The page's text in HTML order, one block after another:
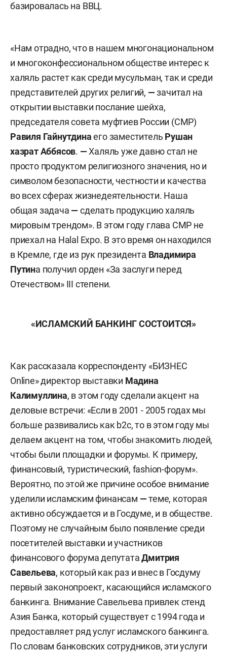
базировалась на ВВЦ.
«Нам отрадно, что в нашем многонациональном
и многоконфессиональном обществе интерес к
халяль растет как среди мусульман, так и среди
представителей других религий, —зачитал на
открытии выставки послание шейха,
председателя совета муфтиев России (СМР)
Равиля Гайнутдинаего заместитель Рушан
хазрат Аббясов. —Халяль уже давно стал не
просто продуктом религиозного значения, но и
символом безопасности, честности и качества
во всех сферах жизнедеятельности. Наша
общая задача — сделать продукцию халяль
мировым трендом». В этом году глава СМР не
приехал на Halal Expo. В это время он находился
в Кремле, где из рук президента Владимира
Путина получил орден «За заслуги перед
Отечеством» III степени.
«ИСЛАМСКИЙ БАНКИНГ СОСТОИТСЯ»
Как рассказала корреспонденту «БИЗНЕС
Online» директор выставки Мадина
Калимуллина, в этом году сделали акцент на
деловые встречи: «Если в 2001 - 2005 годах мы
больше развивались как b2c, то в этом году мы
делаем акцент на том, чтобы знакомить людей,
чтобы были площадки и форумы. К примеру,
финансовый, туристический, fashion-форум».
Вероятно, по этой же причине особое внимание
уделили исламским финансам —теме, которая
активно обсуждается и в Госдуме, и в обществе.
Поэтому не случайным было появление среди
посетителей выставки и участников
финансового форума депутатаДмитрия
Савельева, который как раз и внес в Госдуму
первый законопроект, касающийся исламского
банкинга. Внимание Савельева привлек стенд
Азия Банка, который существует с 1994 года и
предоставляет ряд услуг исламского банкинга.
По словам банковских сотрудников, эти услуги